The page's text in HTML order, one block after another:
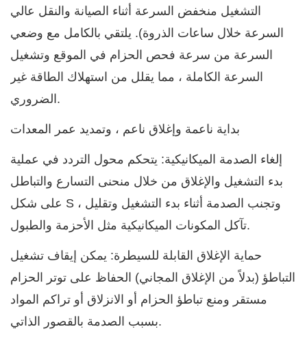
التشغيل منخفض السرعة أثناء الصيانة والنقل عالي
السرعة خلال ساعات الذروة). يلتقي بالكامل مع وضعي
السرعة من سرعة فحص الحزام في الموقع وتشغيل
السرعة الكاملة ، مما يقلل من استهلاك الطاقة غير
الضروري.
بداية ناعمة وإغلاق ناعم ، وتمديد عمر المعدات
إلغاء الصدمة الميكانيكية: يتحكم محول التردد في عملية
بدء التشغيل والإغلاق من خلال منحنى التسارع والتباطل
على شكل S ، وتجنب الصدمة أثناء بدء التشغيل وتقليل
تآكل المكونات الميكانيكية مثل الأحزمة والطبول.
حماية الإغلاق القابلة للسيطرة: يمكن إيقاف تشغيل
التباطؤ (بدلاً من الإغلاق المجاني) الحفاظ على توتر الحزام
مستقر ومنع تباطؤ الحزام أو الانزلاق أو تراكم المواد
بسبب الصدمة بالقصور الذاتي.